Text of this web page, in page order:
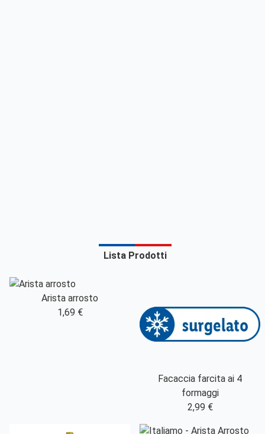
Lista Prodotti
Arista arrosto
1,69 €
Facaccia farcita ai 4
formaggi
2,99 €